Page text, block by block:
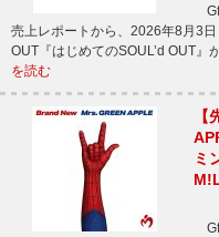
売上レポートから、2026年8月3
OUT『はじめてのSOUL’d OUT
を読む
ミ